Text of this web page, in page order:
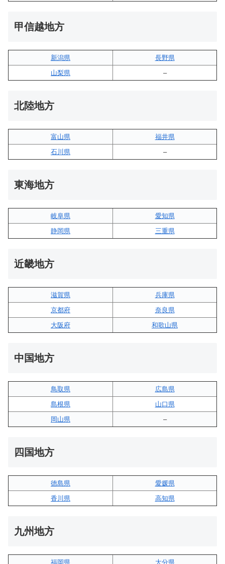
甲信越地方
新潟県
長野県
山梨県
–
北陸地方
富山県
福井県
石川県
–
東海地方
岐阜県
愛知県
静岡県
三重県
近畿地方
滋賀県
兵庫県
京都府
奈良県
大阪府
和歌山県
中国地方
鳥取県
広島県
島根県
山口県
岡山県
–
四国地方
徳島県
愛媛県
香川県
高知県
九州地方
福岡県 大分県